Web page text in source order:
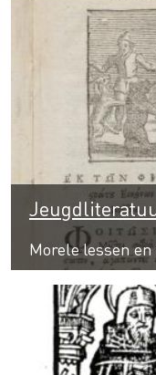
Morele lessen